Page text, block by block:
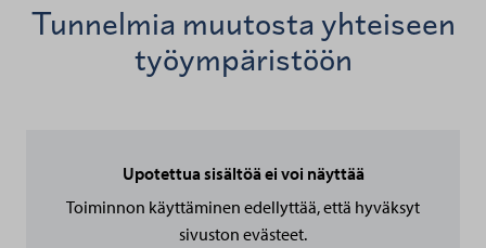
Tunnelmia muutosta yhteiseen
työympäristöön
Upotettua sisältöä ei voi näyttää
Toiminnon käyttäminen edellyttää, että hyväksyt
sivuston evästeet.